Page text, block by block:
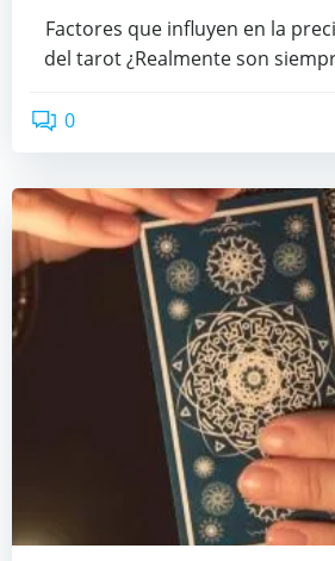
Factores que influyen en la
del tarot ¿Realmente son
0